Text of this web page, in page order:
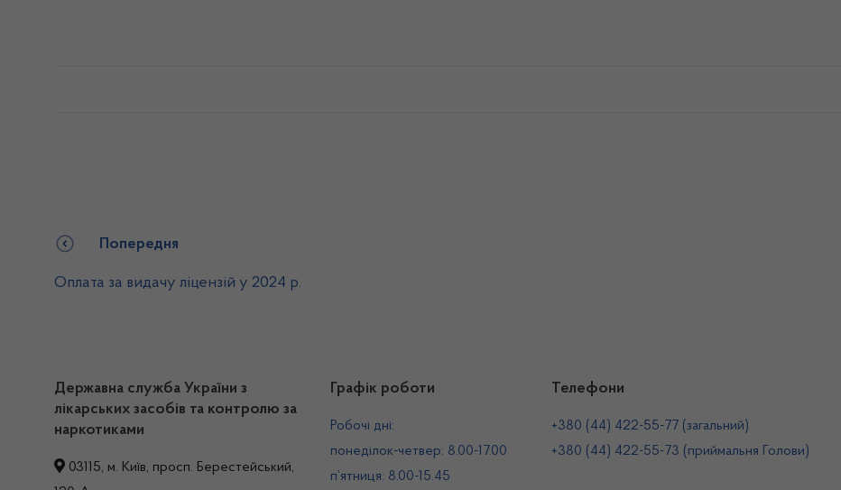
Попередня
Оплата за видачу ліцензій у 2024 р.
Державна служба України з
лікарських засобів та контролю за
наркотиками
03115, м. Київ, просп. Берестейський,
Графік роботи
Робочі дні:
понеділок-четвер: 8.00-17.00
п’ятниця: 8.00-15.45
Телефони
+380 (44) 422-55-77 (загальний)
+380 (44) 422-55-73 (приймальня Голови)